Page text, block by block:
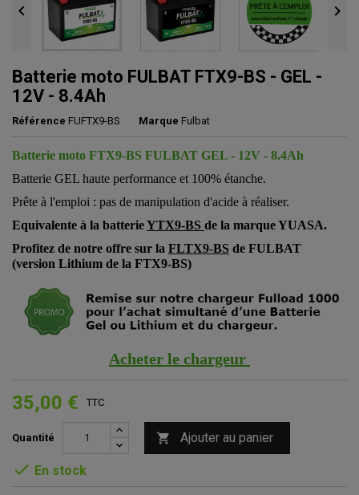
 
Batterie moto FULBAT FTX9-BS - GEL -
12V - 8.4Ah
Référence FUFTX9-BS Marque Fulbat
Batterie moto FTX9-BS FULBAT GEL - 12V - 8.4Ah
Batterie GEL haute performance et 100% étanche.
Prête à l'emploi : pas de manipulation d'acide à réaliser.
Equivalente à la batterieYTX9-BS de la marque YUASA.
Profitez de notre offre sur la FLTX9-BS de FULBAT
(version Lithium de la FTX9-BS)
Acheter le chargeur
35,00 € TTC
Quantité  Ajouter au panier
 En stock